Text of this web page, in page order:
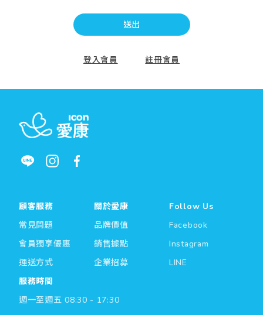
送出
登入會員 註冊會員
顧客服務
常見問題
會員獨享優惠
運送方式
關於愛康
品牌價值
銷售據點
企業招募
Follow Us
Facebook
Instagram
LINE
服務時間
週一至週五 08:30 - 17:30